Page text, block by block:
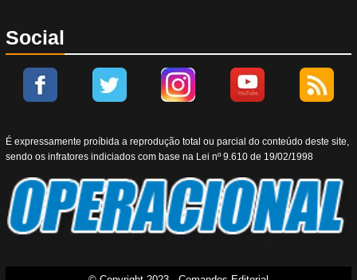
Social
É expressamente proíbida a reprodução total ou parcial do conteúdo deste site,
sendo os infratores indiciados com base na Lei nº 9.610 de 19/02/1998